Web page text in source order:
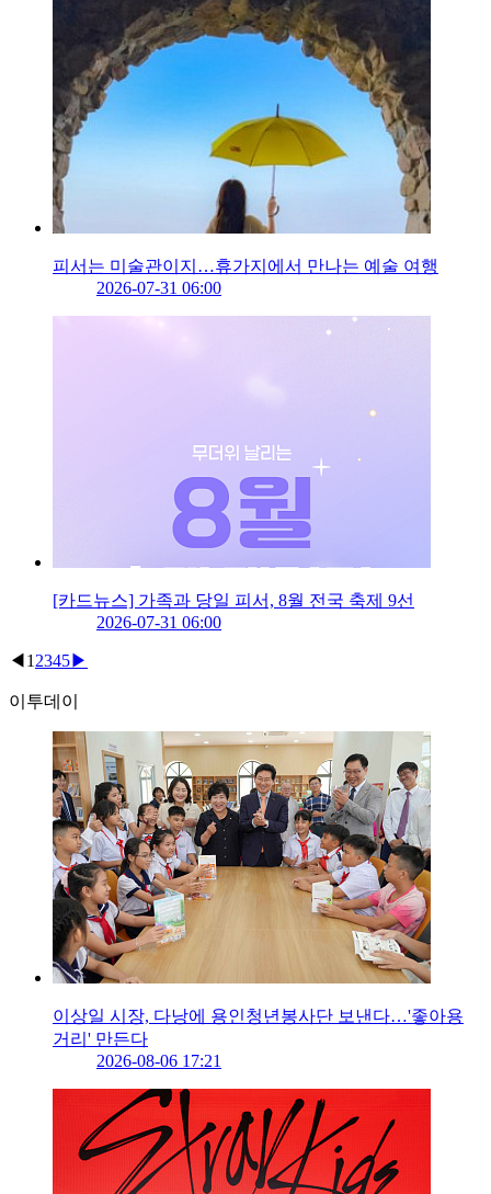
피서는 미술관이지…휴가지에서 만나는 예술 여행
2026-07-31 06:00
[카드뉴스] 가족과 당일 피서, 8월 전국 축제 9선
2026-07-31 06:00
◀ 1 2345▶
이투데이
이상일 시장, 다낭에 용인청년봉사단 보낸다…'좋아용
거리' 만든다
2026-08-06 17:21